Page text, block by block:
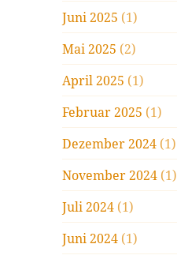
Juni 2025 (1)
Mai 2025 (2)
April 2025 (1)
Februar 2025 (1)
Dezember 2024 (1)
November 2024 (1)
Juli 2024 (1)
Juni 2024 (1)